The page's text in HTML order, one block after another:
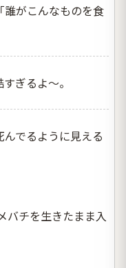
誰がこんなものを食
ぎるよ〜。
でるように見える
バチを生きたまま入